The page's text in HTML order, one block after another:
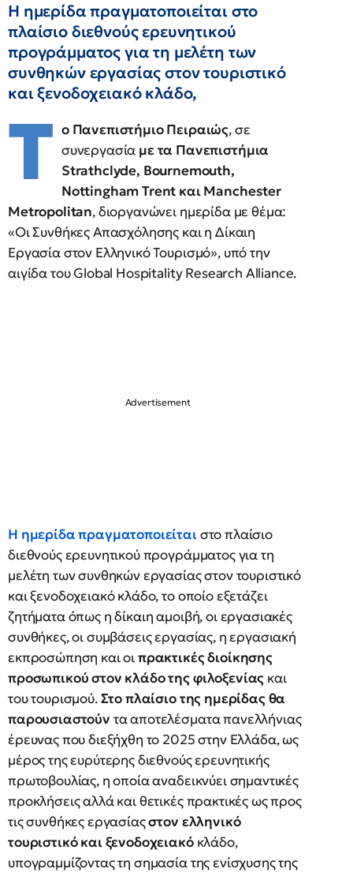
Η ημερίδα πραγματοποιείται στο
πλαίσιο διεθνούς ερευνητικού
προγράμματος για τη μελέτη των
συνθηκών εργασίας στον τουριστικό
και ξενοδοχειακό κλάδο,
Τ ο Πανεπιστήμιο Πειραιώς, σε
συνεργασία με τα Πανεπιστήμια
Strathclyde, Bournemouth,
Nottingham Trent και Manchester
Metropolitan, διοργανώνει ημερίδα με θέμα:
«Οι Συνθήκες Απασχόλησης και η Δίκαιη
Εργασία στον Ελληνικό Τουρισμό», υπό την
αιγίδα του Global Hospitality Research Alliance.
Η ημερίδα πραγματοποιείταιστο πλαίσιο
διεθνούς ερευνητικού προγράμματος για τη
μελέτη των συνθηκών εργασίας στον τουριστικό
και ξενοδοχειακό κλάδο, το οποίο εξετάζει
ζητήματα όπως η δίκαιη αμοιβή, οι εργασιακές
συνθήκες, οι συμβάσεις εργασίας, η εργασιακή
εκπροσώπηση και οιπρακτικές διοίκησης
προσωπικού στον κλάδο της φιλοξενίας και
του τουρισμού.Στο πλαίσιο της ημερίδας θα
παρουσιαστούν τα αποτελέσματα πανελλήνιας
έρευνας που διεξήχθη το 2025 στην Ελλάδα, ως
μέρος της ευρύτερης διεθνούς ερευνητικής
πρωτοβουλίας, η οποία αναδεικνύει σημαντικές
προκλήσεις αλλά και θετικές πρακτικές ως προς
τις συνθήκες εργασίαςστον ελληνικό
τουριστικό και ξενοδοχειακόκλάδο,
υπογραμμίζοντας τη σημασία της ενίσχυσης της